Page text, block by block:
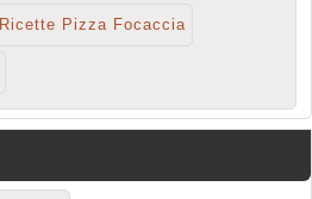
Ricette Pizza Focaccia